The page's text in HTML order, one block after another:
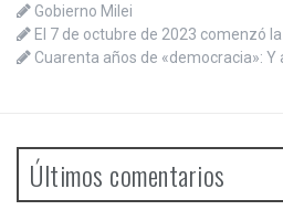
Gobierno Milei
El 7 de octubre de 2023 comenzó
Cuarenta años de «democracia»: Y
Últimos comentarios